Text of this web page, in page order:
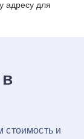
адресу для
и